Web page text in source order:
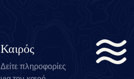
Καιρός
Δείτε πληροφορίες